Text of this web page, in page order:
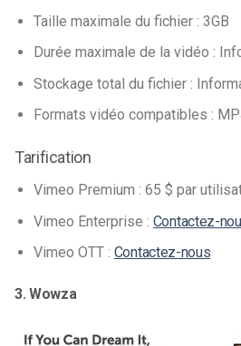
Taille maximale du fichier : 3GB
Durée maximale de la vidéo :
Stockage total du fichier :
Formats vidéo compatibles :
Tarification
Vimeo Premium : 65 $ par
Vimeo Enterprise : Contactez-
Vimeo OTT : Contactez-nous
3. Wowza